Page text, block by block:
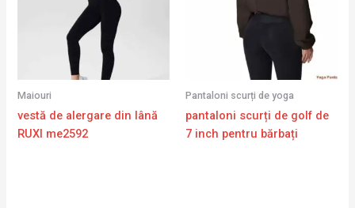
Maiouri
vestă de alergare din lână
RUXI me2592
Pantaloni scurți de yoga
pantaloni scurți de golf de
7 inch pentru bărbați